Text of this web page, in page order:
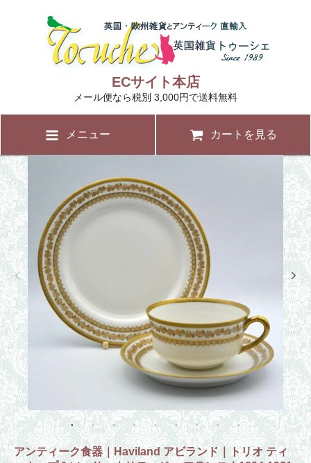
ECサイト本店
メール便なら税別 3,000円で送料無料
メニュー カートを見る
アンティーク食器｜Haviland アビランド｜トリオ ティ